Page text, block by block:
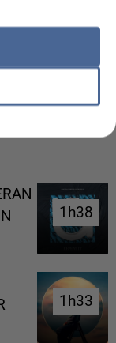
PAR UNE
1h38
1h38
1h33
1h33